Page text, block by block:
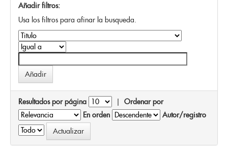
Añadir filtros:
Usa los filtros para afinar la busqueda.
Resultados por página | Ordenar por
En orden
Autor/registro